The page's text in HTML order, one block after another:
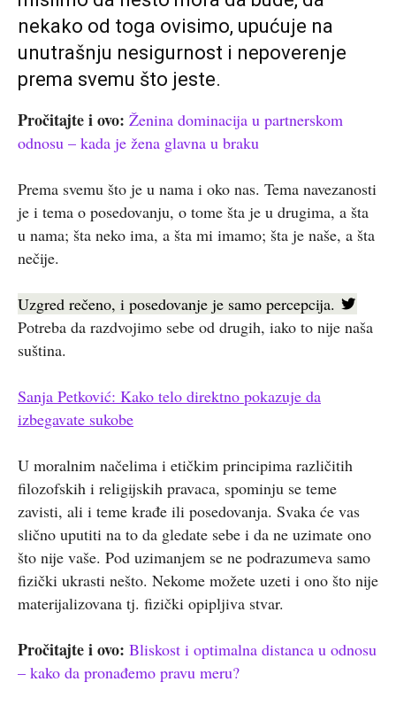
nekako od toga ovisimo, upućuje na
unutrašnju nesigurnost i nepoverenje
prema svemu što jeste.
Pročitajte i ovo: Ženina dominacija u partnerskom
odnosu – kada je žena glavna u braku
Prema svemu što je u nama i oko nas. Tema navezanosti
je i tema o posedovanju, o tome šta je u drugima, a šta
u nama; šta neko ima, a šta mi imamo; šta je naše, a šta
nečije.
Uzgred rečeno, i posedovanje je samo percepcija.
Potreba da razdvojimo sebe od drugih, iako to nije naša
suština.
Sanja Petković: Kako telo direktno pokazuje da
izbegavate sukobe
U moralnim načelima i etičkim principima različitih
filozofskih i religijskih pravaca, spominju se teme
zavisti, ali i teme krađe ili posedovanja. Svaka će vas
slično uputiti na to da gledate sebe i da ne uzimate ono
što nije vaše. Pod uzimanjem se ne podrazumeva samo
fizički ukrasti nešto. Nekome možete uzeti i ono što nije
materijalizovana tj. fizički opipljiva stvar.
Pročitajte i ovo: Bliskost i optimalna distanca u odnosu
– kako da pronađemo pravu meru?